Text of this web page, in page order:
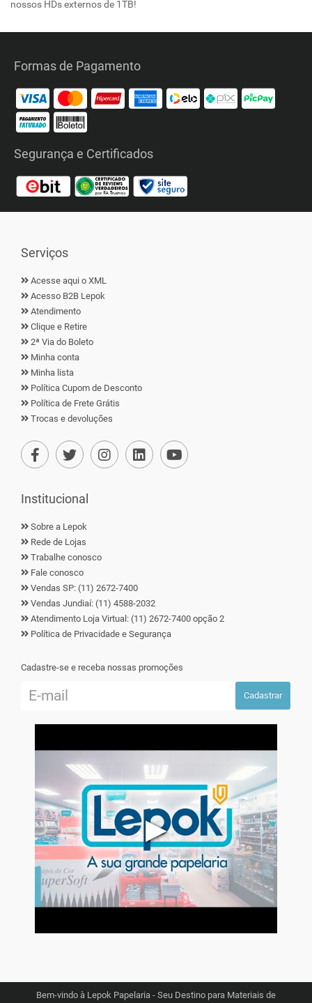
nossos HDs externos de 1TB!
Formas de Pagamento
Segurança e Certificados
Serviços
Acesse aqui o XML
Acesso B2B Lepok
Atendimento
Clique e Retire
2ª Via do Boleto
Minha conta
Minha lista
Política Cupom de Desconto
Política de Frete Grátis
Trocas e devoluções
Institucional
Sobre a Lepok
Rede de Lojas
Trabalhe conosco
Fale conosco
Vendas SP: (11) 2672-7400
Vendas Jundiaí: (11) 4588-2032
Atendimento Loja Virtual: (11) 2672-7400 opção 2
Política de Privacidade e Segurança
Cadastre-se e receba nossas promoções
Cadastrar
▶
Bem-vindo à Lepok Papelaria - Seu Destino para Materiais de